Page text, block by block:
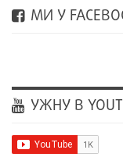
МИ У
УЖНУ В